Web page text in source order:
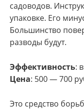
садоводов.
упаковке. Его
Большинство
разводы будут.
Эффективность:
Цена: 500 — 700
Это средство